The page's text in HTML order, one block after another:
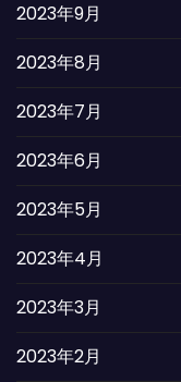
2023年9月
2023年8月
2023年7月
2023年6月
2023年5月
2023年4月
2023年3月
2023年2月